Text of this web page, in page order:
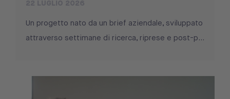
Un progetto nato da un brief aziendale, sviluppato
attraverso settimane di ricerca, riprese e post-p...